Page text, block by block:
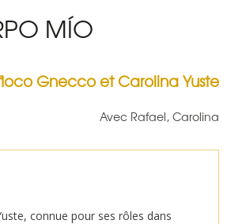
MÍO
Gnecco et Carolina Yuste
Avec Rafael, Carolina
connue pour ses rôles dans